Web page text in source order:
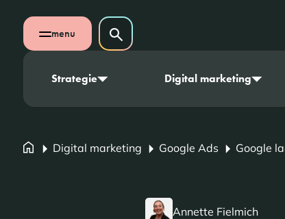
Navigatie overslaan
Open mobiel menu
menu Zoeken op website
Zoeken
Strategie Digital marketing
Digital marketing Google Ads Google
Annette Fielmich